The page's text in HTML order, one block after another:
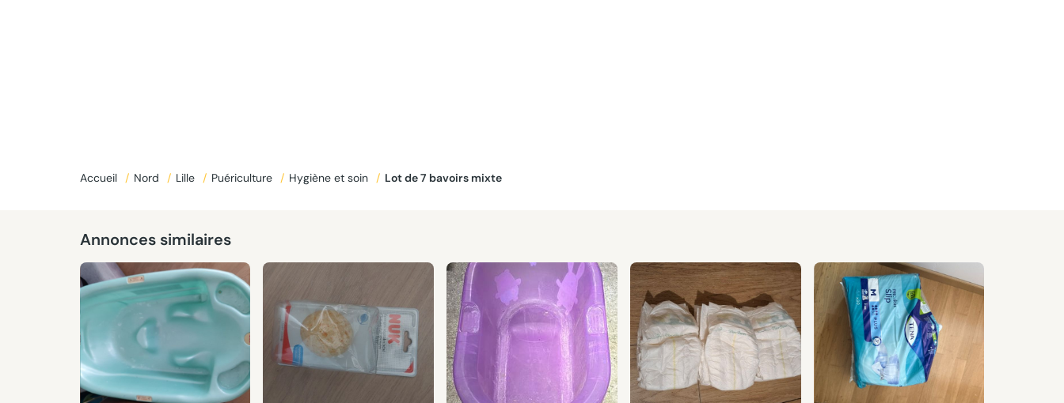
Accueil / Nord / Lille / Puériculture / Hygiène et soin / Lot de 7 bavoirs mixte
Annonces similaires